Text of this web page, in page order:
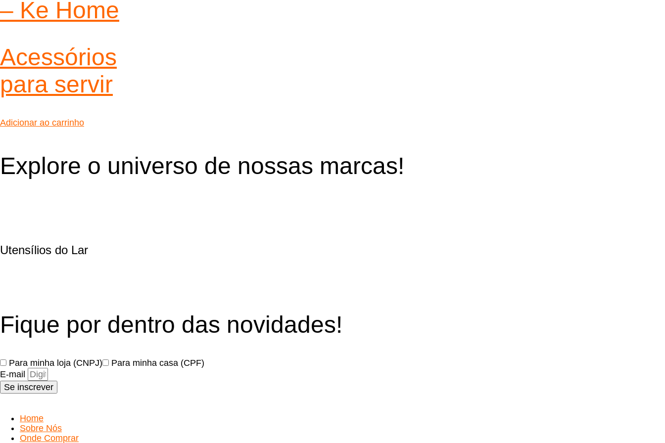
– Ke Home
Acessórios
para servir
Adicionar ao carrinho
Explore o universo de nossas marcas!
Utensílios do Lar
Fique por dentro das novidades!
Para minha loja (CNPJ)
Para minha casa (CPF)
E-mail
Se inscrever
Home
Sobre Nós
Onde Comprar